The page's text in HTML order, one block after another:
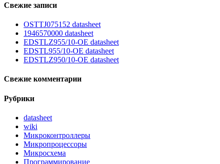
Свежие записи
OSTTJ075152 datasheet
1946570000 datasheet
EDSTLZ955/10-OE datasheet
EDSTL955/10-OE datasheet
EDSTLZ950/10-OE datasheet
Свежие комментарии
Рубрики
datasheet
wiki
Микроконтроллеры
Микропроцессоры
Микросхема
Программирование